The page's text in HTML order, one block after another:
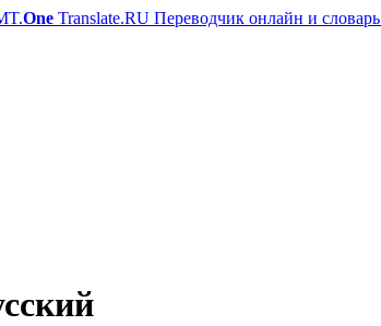
One Translate.RU Переводчик онлайн и словарь